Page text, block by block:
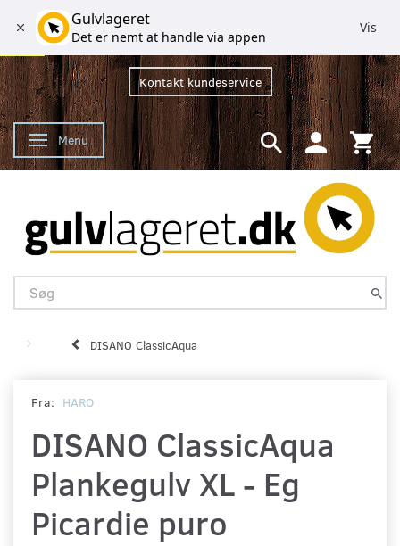
Kontakt kundeservice
Skifte navigation
Menu
DISANO ClassicAqua
Fra: HARO
DISANO ClassicAqua
Plankegulv XL - Eg
Picardie puro
Gulvlageret
Det er nemt at handle via appen
Vis